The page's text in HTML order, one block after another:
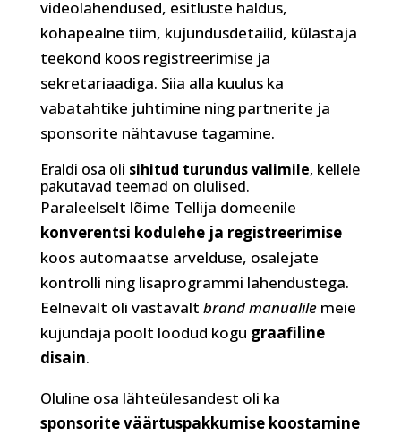
videolahendused, esitluste haldus,
kohapealne tiim, kujundusdetailid, külastaja
teekond koos registreerimise ja
sekretariaadiga. Siia alla kuulus ka
vabatahtike juhtimine ning partnerite ja
sponsorite nähtavuse tagamine.
Eraldi osa oli sihitud turundus valimile, kellele
pakutavad teemad on olulised.
Paraleelselt lõime Tellija domeenile
konverentsi kodulehe ja registreerimise
koos automaatse arvelduse, osalejate
kontrolli ning lisaprogrammi lahendustega.
Eelnevalt oli vastavalt brand manualilemeie
kujundaja poolt loodud kogu graafiline
disain.
Oluline osa lähteülesandest oli ka
sponsorite väärtuspakkumise koostamine